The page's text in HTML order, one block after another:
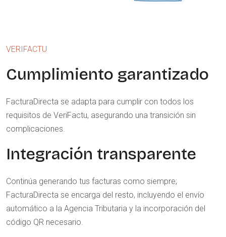
VERIFACTU
Cumplimiento garantizado
FacturaDirecta se adapta para cumplir con todos los
requisitos de VeriFactu, asegurando una transición sin
complicaciones.
Integración transparente
Continúa generando tus facturas como siempre;
FacturaDirecta se encarga del resto, incluyendo el envío
automático a la Agencia Tributaria y la incorporación del
código QR necesario.